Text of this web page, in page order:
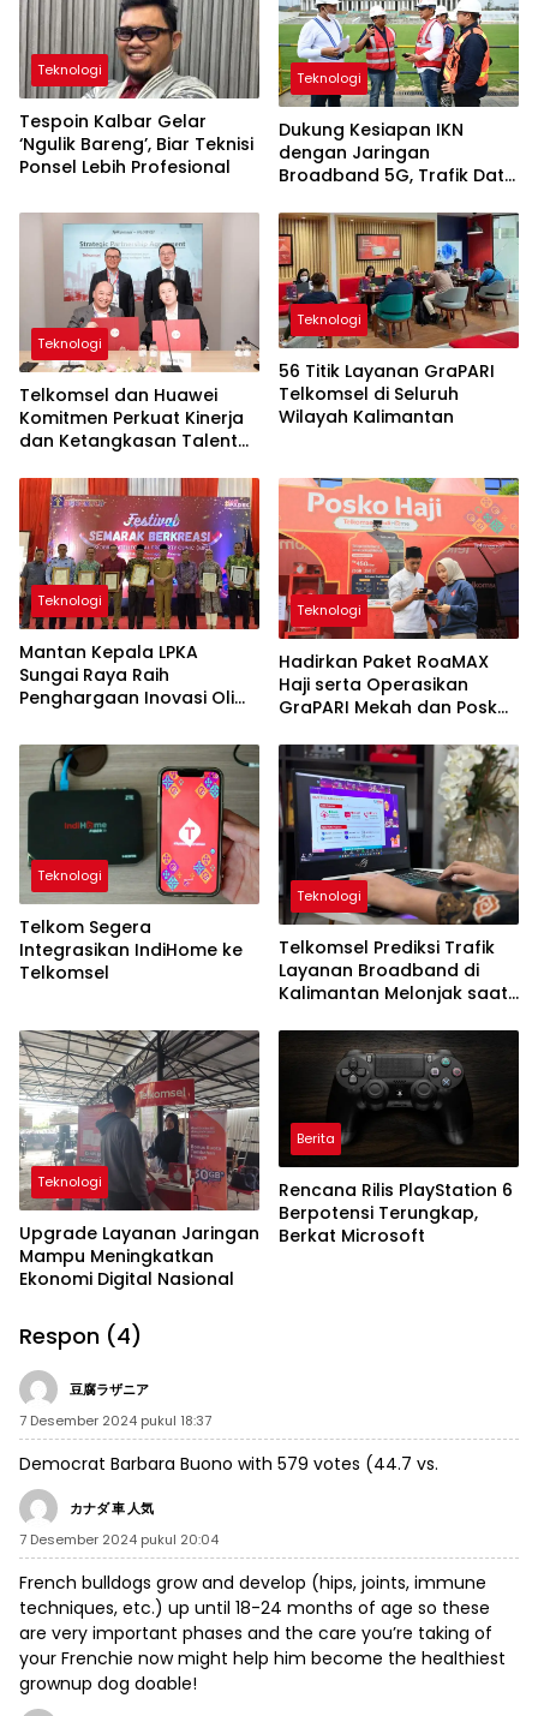
Teknologi
Tespoin Kalbar Gelar
‘Ngulik Bareng’, Biar Teknisi
Ponsel Lebih Profesional
Teknologi
Dukung Kesiapan IKN
dengan Jaringan
Broadband 5G, Trafik Data
650 Persen
Teknologi
Telkomsel dan Huawei
Komitmen Perkuat Kinerja
dan Ketangkasan Talenta
Teknologi
56 Titik Layanan GraPARI
Telkomsel di Seluruh
Wilayah Kalimantan
Teknologi
Mantan Kepala LPKA
Sungai Raya Raih
Penghargaan Inovasi Oli
Teknologi
Hadirkan Paket RoaMAX
Haji serta Operasikan
GraPARI Mekah dan Posko
Teknologi
Telkom Segera
Integrasikan IndiHome ke
Telkomsel
Teknologi
Telkomsel Prediksi Trafik
Layanan Broadband di
Kalimantan Melonjak saat
Teknologi
Upgrade Layanan Jaringan
Mampu Meningkatkan
Ekonomi Digital Nasional
Berita
Rencana Rilis PlayStation 6
Berpotensi Terungkap,
Berkat Microsoft
Respon (4)
豆腐ラザニア
7 Desember 2024 pukul 18:37
Democrat Barbara Buono with 579 votes (44.7 vs.
カナダ 車 人気
7 Desember 2024 pukul 20:04
French bulldogs grow and develop (hips, joints, immune
techniques, etc.) up until 18-24 months of age so these
are very important phases and the care you’re taking of
your Frenchie now might help him become the healthiest
grownup dog doable!